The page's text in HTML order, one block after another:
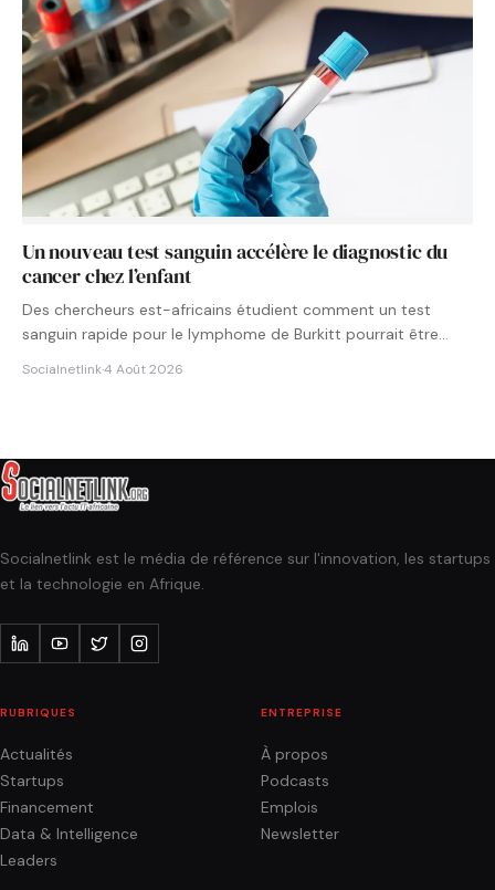
Un nouveau test sanguin accélère le diagnostic du
cancer chez l’enfant
Des chercheurs est-africains étudient comment un test
sanguin rapide pour le lymphome de Burkitt pourrait être
Socialnetlink·4 Août 2026
Socialnetlink est le média de référence sur l'innovation, les startups
et la technologie en Afrique.
RUBRIQUES
Actualités
Startups
Financement
Data & Intelligence
Leaders
ENTREPRISE
À propos
Podcasts
Emplois
Newsletter